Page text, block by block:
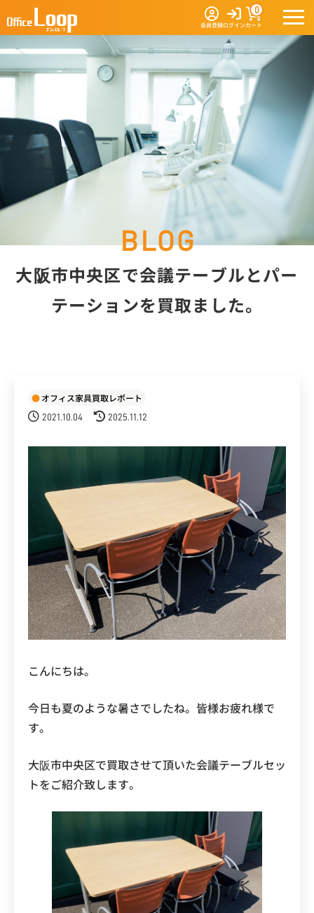
会員登録ログインカート
0
大阪市中央区で会議テーブルとパー
テーションを買取ました。
オフィス家具買取レポート
2021.10.04 2025.11.12
こんにちは。
今日も夏のような暑さでしたね。皆様お疲れ様で
す。
大阪市中央区で買取させて頂いた会議テーブルセッ
トをご紹介致します。